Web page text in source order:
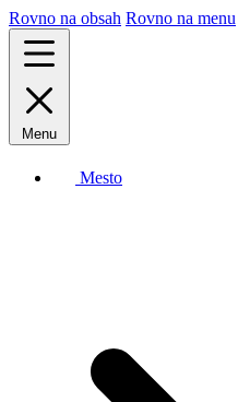
Rovno na obsah Rovno na menu
Menu
Mesto